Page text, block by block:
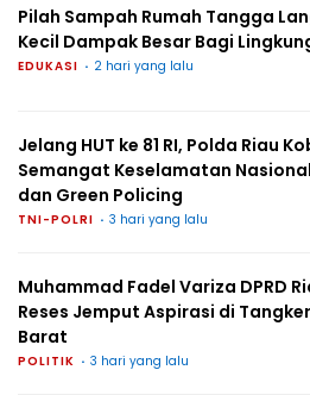
Pilah Sampah Rumah Tangga
Kecil Dampak Besar Bagi
EDUKASI 2 hari yang lalu
Jelang HUT ke 81 RI, Polda Riau
Semangat Keselamatan
dan Green Policing
TNI-POLRI 3 hari yang lalu
Muhammad Fadel Variza DPRD
Reses Jemput Aspirasi di
Barat
POLITIK 3 hari yang lalu